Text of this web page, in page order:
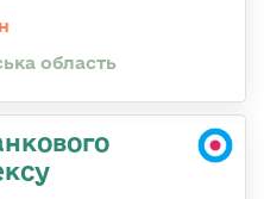
область